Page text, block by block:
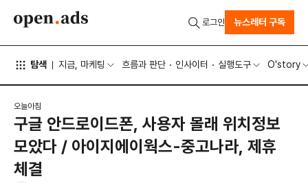
탐색 지금, 마케팅 흐름과 판단 인사이터 실행도구 O'story
로그인 뉴스레터 구독
오늘아침
구글 안드로이드폰, 사용자 몰래 위치정보
모았다 / 아이지에이웍스-중고나라, 제휴
체결